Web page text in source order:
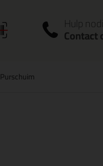
account
Hulp
Contact
Purschuim